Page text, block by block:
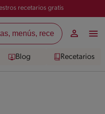
recetarios gratis
Blog Recetarios